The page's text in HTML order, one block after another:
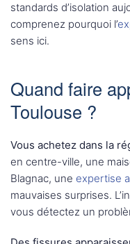
standards d’isolation
comprenez pourquoi l’
sens ici.
Quand faire
Toulouse ?
Vous achetez dans la
en centre-ville, une
Blagnac, une expertise
mauvaises surprises.
vous détectez un